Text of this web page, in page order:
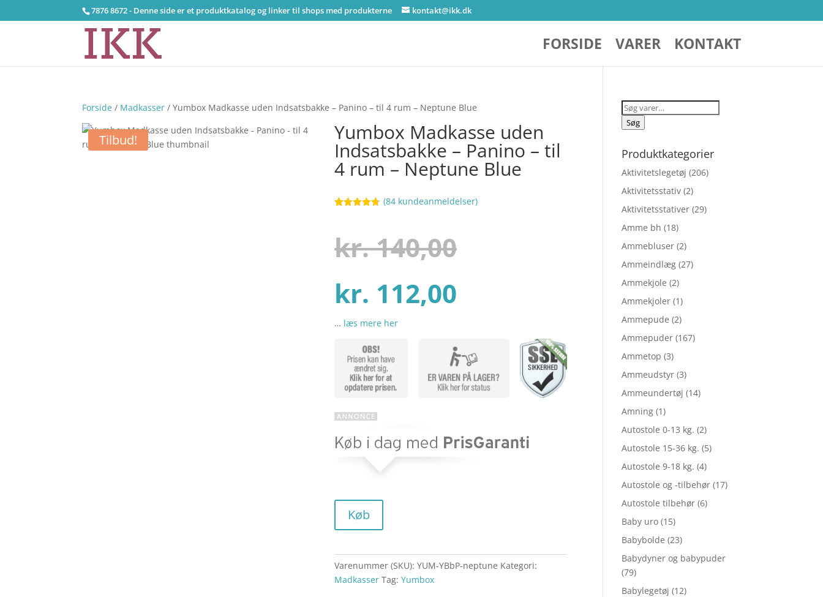
7876 8672 - Denne side er et produktkatalog og linker til shops med produkterne kontakt@ikk.dk
FORSIDE VARER KONTAKT
Forside / Madkasser / Yumbox Madkasse uden Indsatsbakke – Panino – til 4 rum – Neptune Blue
Tilbud! Yumbox Madkasse uden
Indsatsbakke – Panino – til
4 rum – Neptune Blue
baseret på
kundebedø
mmelser
(84kundeanmeldelser)
kr.140,00
var:
kr. 140,00.
kr. 112,00
aktuelle
pris
er:
… læs mere her
Køb
Varenummer (SKU):YUM-YBbP-neptune Kategori:
Madkasser Tag:Yumbox
Søg
efter:
Søg
Produktkategorier
Aktivitetslegetøj (206)
Aktivitetsstativ (2)
Aktivitetsstativer (29)
Amme bh (18)
Ammebluser (2)
Ammeindlæg (27)
Ammekjole (2)
Ammekjoler (1)
Ammepude (2)
Ammepuder (167)
Ammetop (3)
Ammeudstyr (3)
Ammeundertøj (14)
Amning (1)
Autostole 0-13 kg. (2)
Autostole 15-36 kg. (5)
Autostole 9-18 kg. (4)
Autostole og -tilbehør (17)
Autostole tilbehør (6)
Baby uro (15)
Babybolde (23)
Babydyner og babypuder
(79)
Babylegetøj (12)